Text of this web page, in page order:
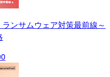
ンサムウェア対策最前線～